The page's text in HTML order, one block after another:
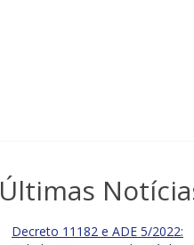
Últimas
Decreto 11182 e ADE 5/2022: